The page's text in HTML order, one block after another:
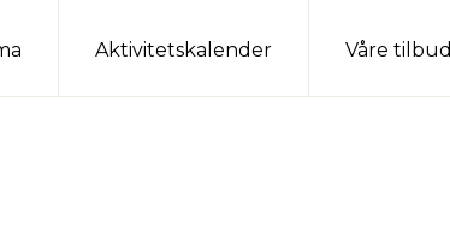
Aktivitetskalender Våre tilbud